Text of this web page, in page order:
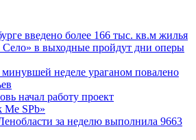
введено более 166 тыс. кв.м жилья
в выходные пройдут дни оперы
неделе ураганом повалено
начал работу проект
SPb»
за неделю выполнила 9663